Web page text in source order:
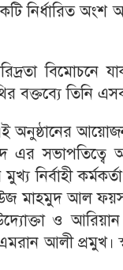
নির্ধারিত অংশ
বিমোচনে
বক্তব্যে তিনি
অনুষ্ঠানের
সভাপতিত্বে
নির্বাহী
মাহমুদ আল
ও
আলী প্রমুখ।